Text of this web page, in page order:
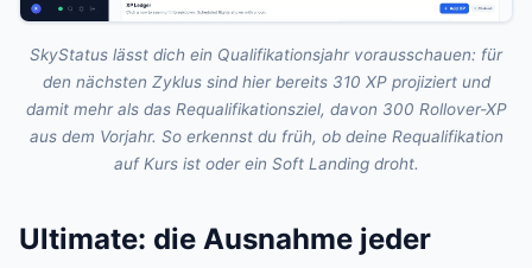
SkyStatus lässt dich ein Qualifikationsjahr vorausschauen: für
den nächsten Zyklus sind hier bereits 310 XP projiziert und
damit mehr als das Requalifikationsziel, davon 300 Rollover-XP
aus dem Vorjahr. So erkennst du früh, ob deine Requalifikation
auf Kurs ist oder ein Soft Landing droht.
Ultimate: die Ausnahme jeder